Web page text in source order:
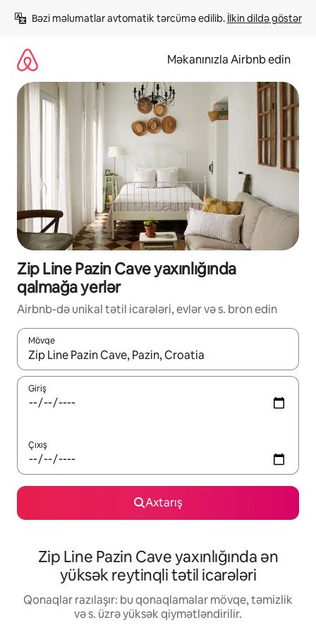
keç
Bəzi məlumatlar avtomatik tərcümə edilib. İlkin dildə göstər
Məkanınızla Airbnb edin
Zip Line Pazin Cave yaxınlığında
qalmağa yerlər
Airbnb-də unikal tətil icarələri, evlər və s. bron edin
Mövqe
Nəticələr varsa, yuxarı və aşağı ox düymələri ilə naviqasiya
Giriş
Çıxış
Axtarış
Zip Line Pazin Cave yaxınlığında ən
yüksək reytinqli tətil icarələri
Qonaqlar razılaşır: bu qonaqlamalar mövqe, təmizlik
və s. üzrə yüksək qiymətləndirilir.